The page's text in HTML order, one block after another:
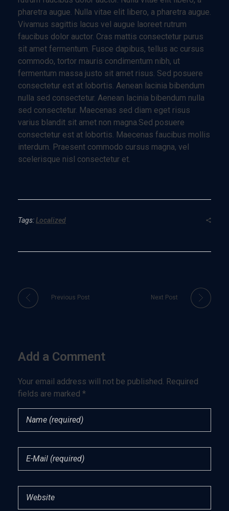
pharetra augue. Nulla vitae elit libero, a pharetra augue.
Vivamus sagittis lacus vel augue laoreet rutrum
faucibus dolor auctor. Cras mattis consectetur purus
sit amet fermentum. Fusce dapibus, tellus ac cursus
commodo, tortor mauris condimentum nibh, ut
fermentum massa justo sit amet risus. Sed posuere
consectetur est at lobortis. Aenean lacinia bibendum
nulla sed consectetur. Aenean lacinia bibendum nulla
sed consectetur. Maecenas sed diam eget risus
varius blandit sit amet non magna.Sed posuere
consectetur est at lobortis. Maecenas faucibus mollis
interdum. Praesent commodo cursus magna, vel
scelerisque nisl consectetur et.
Tags:Localized
Previous Post Next Post
Add a Comment
Your email address will not be published. Required
fields are marked *